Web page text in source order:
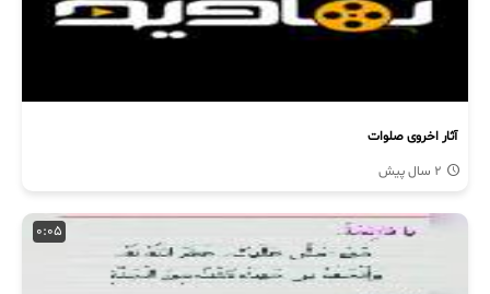
آثار اخروی صلوات
0:05